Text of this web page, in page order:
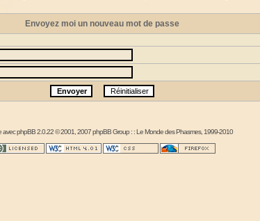
Envoyez moi un nouveau mot de passe
avecphpBB2.0.22 © 2001, 2007 phpBB Group : :Le Monde des Phasmes, 1999-2010